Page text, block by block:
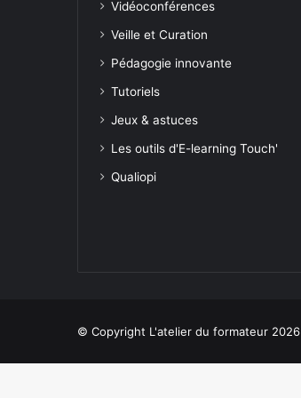
Vidéoconférences
Veille et Curation
Pédagogie innovante
Tutoriels
Jeux & astuces
Les outils d'E-learning Touch'
Qualiopi
© Copyright L'atelier du formateur 2026